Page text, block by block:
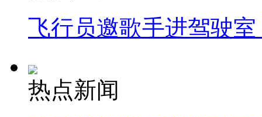
飞行员邀歌手进驾驶
热点新闻